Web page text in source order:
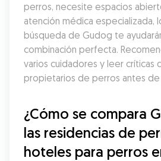
perros, necesite espacios
atención médica especializada,
búsqueda de Gudog te
combinación perfecta.
varios cuidadores y leer críticas
propietarios de perros antes
¿Cómo se compara
las residencias de
hoteles para perros